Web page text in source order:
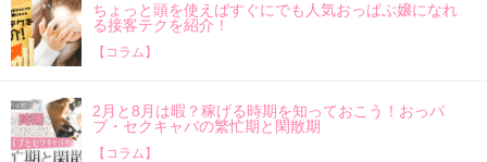
ちょっと頭を使えばすぐにでも人気おっぱぶ嬢になれ
る接客テクを紹介！
【コラム】
2月と8月は暇？稼げる時期を知っておこう！おっパ
ブ・セクキャバの繁忙期と閑散期
【コラム】